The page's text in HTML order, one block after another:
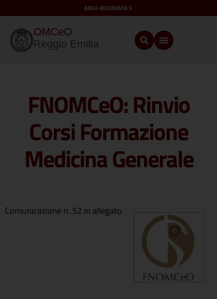
AREA RISERVATA
OMCeO
Reggio Emilia
FNOMCeO: Rinvio
Corsi Formazione
Medicina Generale
Comunicazione n. 52 in allegato.